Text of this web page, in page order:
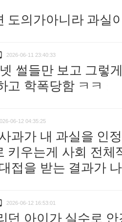
도의가아니라 과실
2026-06-11 23:40:33
썰들만 보고 그렇
고 학폭당함 ㅋㅋ
06-12 04:35:25
과가 내 과실을 인
키우는게 사회 전체
접을 받는 결과가
2026-06-12 16:53:01
던 아이가 실수로